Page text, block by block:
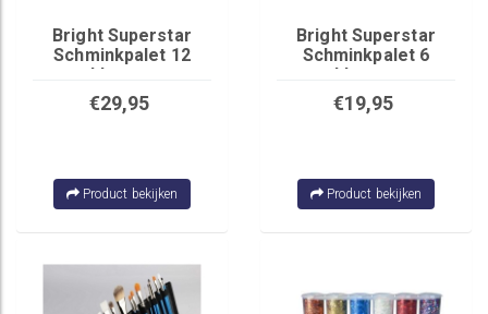
Bright Superstar
Schminkpalet 12
kleuren
€29,95
Product bekijken
Bright Superstar
Schminkpalet 6
kleuren
€19,95
Product bekijken